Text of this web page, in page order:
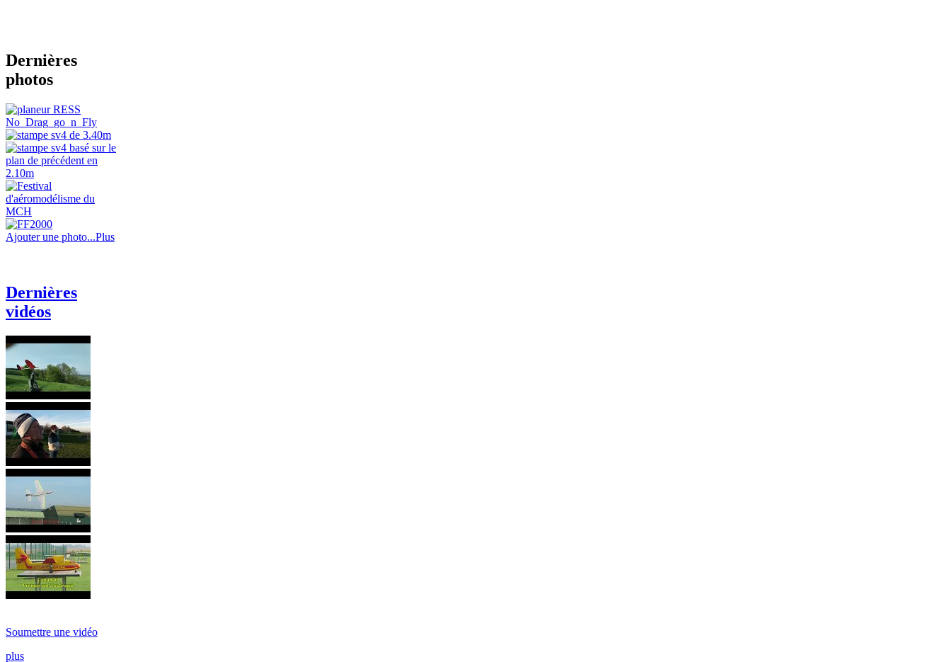
Dernières
photos
Ajouter une photo...Plus
Dernières
vidéos
Soumettre une vidéo
plus